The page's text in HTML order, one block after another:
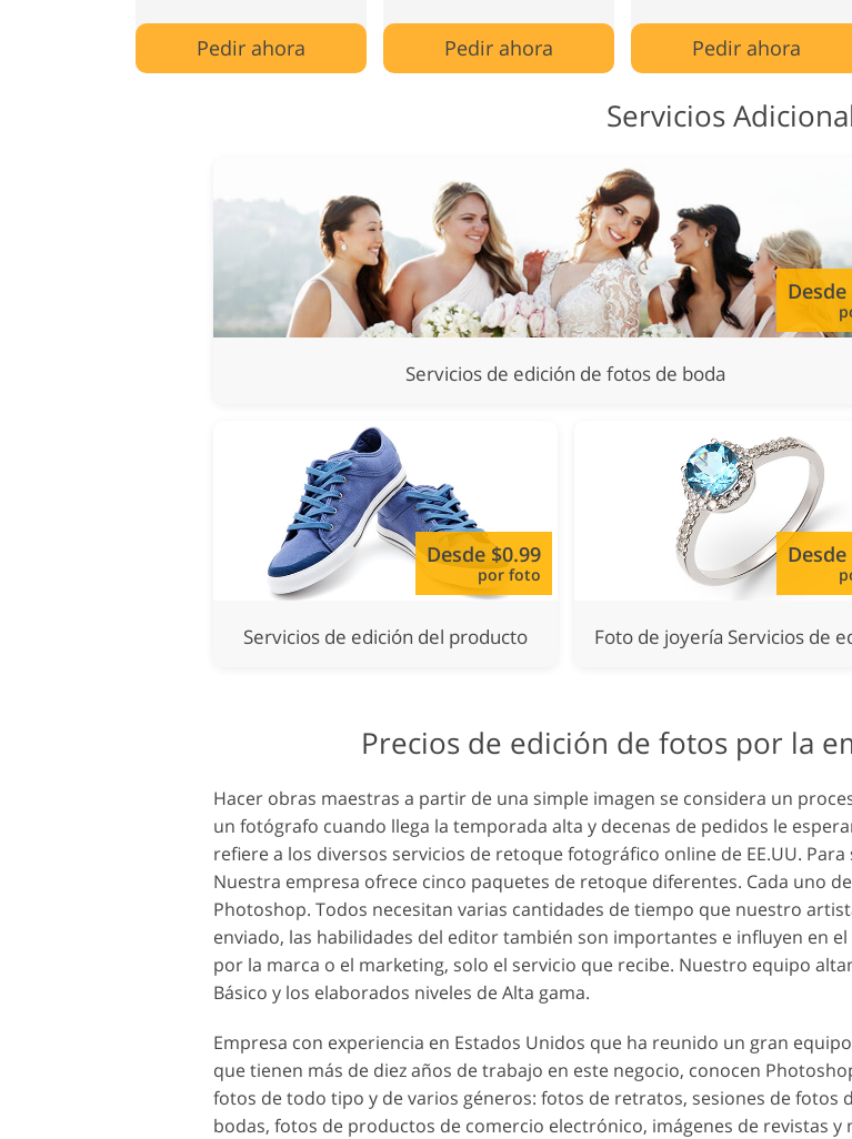
Pedir ahora Pedir ahora Pedir ahora
Servicios
Desde
Servicios de edición de fotos de boda
Desde $0.99
por foto
Servicios de edición del producto
Desde
Foto de joyería Servicios de
Precios de edición de fotos por la
Hacer obras maestras a partir de una simple imagen se considera un
un fotógrafo cuando llega la temporada alta y decenas de pedidos le
refiere a los diversos servicios de retoque fotográfico online de EE.UU.
Nuestra empresa ofrece cinco paquetes de retoque diferentes. Cada uno
Photoshop. Todos necesitan varias cantidades de tiempo que nuestro
enviado, las habilidades del editor también son importantes e influyen en
por la marca o el marketing, solo el servicio que recibe. Nuestro equipo
Básico y los elaborados niveles de Alta gama.
Empresa con experiencia en Estados Unidos que ha reunido un gran
que tienen más de diez años de trabajo en este negocio, conocen
fotos de todo tipo y de varios géneros: fotos de retratos, sesiones de fotos
bodas, fotos de productos de comercio electrónico, imágenes de revistas